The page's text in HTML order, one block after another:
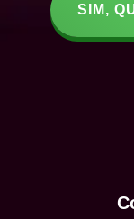
SIM,